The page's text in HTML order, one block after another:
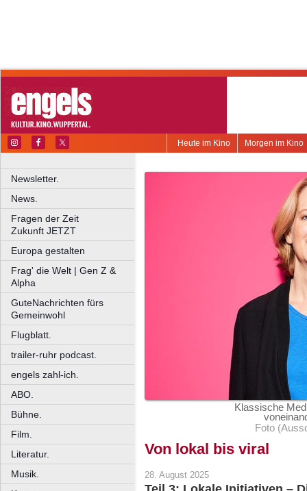
Morgen im Kino
Heute im Kino
Newsletter.
News.
Fragen der Zeit
Zukunft JETZT
Europa gestalten
Frag' die Welt | Gen Z &
Alpha
GuteNachrichten fürs
Gemeinwohl
Flugblatt.
trailer-ruhr podcast.
engels zahl-ich.
ABO.
Bühne.
Film.
Literatur.
Musik.
Klassische
Foto
Von lokal bis viral
28. August 2025